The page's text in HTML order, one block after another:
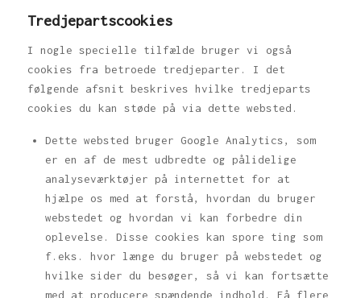
Tredjepartscookies
I nogle specielle tilfælde bruger vi også
cookies fra betroede tredjeparter. I det
følgende afsnit beskrives hvilke tredjeparts
cookies du kan støde på via dette websted.
Dette websted bruger Google Analytics, som
er en af de mest udbredte og pålidelige
analyseværktøjer på internettet for at
hjælpe os med at forstå, hvordan du bruger
webstedet og hvordan vi kan forbedre din
oplevelse. Disse cookies kan spore ting som
f.eks. hvor længe du bruger på webstedet og
hvilke sider du besøger, så vi kan fortsætte
med at producere spændende indhold. Få flere